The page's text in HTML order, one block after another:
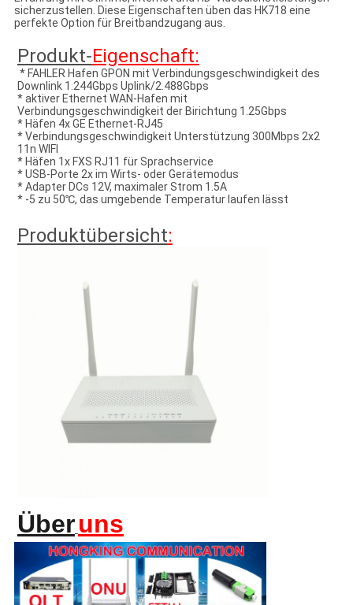
sicherzustellen. Diese Eigenschaften üben das HK718 eine
perfekte Option für Breitbandzugang aus.
Produkt-Eigenschaft:
Downlink 1.244Gbps Uplink/2.488Gbps
* aktiver Ethernet WAN-Hafen mit
Verbindungsgeschwindigkeit der Birichtung 1.25Gbps
* Häfen 4x GE Ethernet-RJ45
* Verbindungsgeschwindigkeit Unterstützung 300Mbps 2x2
11n WIFI
* Häfen 1x FXS RJ11 für Sprachservice
* USB-Porte 2x im Wirts- oder Gerätemodus
* Adapter DCs 12V, maximaler Strom 1.5A
* -5 zu 50℃, das umgebende Temperatur laufen lässt
Produktübersicht:
Überuns